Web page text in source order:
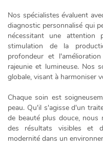
Nos spécialistes évaluent
diagnostic personnalisé qui
nécessitant une attention
stimulation de la
profondeur et
rajeunie et lumineuse. Nos
globale, visant à harmoniser
Chaque soin est
peau. Qu'il s'agisse d'un
de beauté plus douce,
des résultats visibles et
modernité dans un